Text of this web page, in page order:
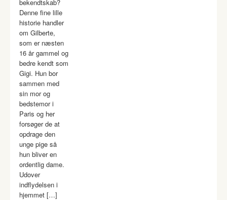
bekendtskab?
Denne fine lille
historie handler
om Gilberte,
som er næsten
16 år gammel og
bedre kendt som
Gigi. Hun bor
sammen med
sin mor og
bedstemor i
Paris og her
forsøger de at
opdrage den
unge pige så
hun bliver en
ordentlig dame.
Udover
indflydelsen i
hjemmet […]